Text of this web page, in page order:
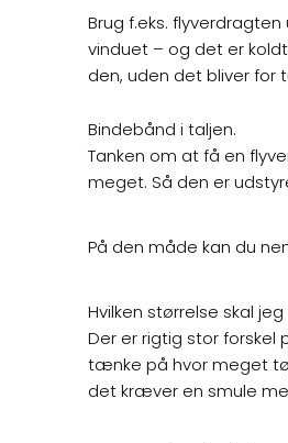
Brug f.eks.
vinduet – og det er
den, uden det bliver for
Bindebånd i taljen.
Tanken om at få en
meget. Så den er
På den måde kan du
Hvilken størrelse skal
Der er rigtig stor forskel
tænke på hvor meget
det kræver en smule